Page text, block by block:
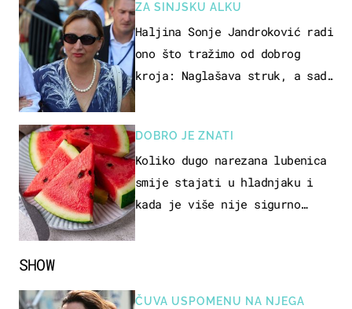
SHOW
ČUVA USPOMENU NA NJEGA
ZA SINJSKU ALKU
Haljina Sonje Jandroković radi
ono što tražimo od dobrog
kroja: Naglašava struk, a sada
DOBRO JE ZNATI
Koliko dugo narezana lubenica
smije stajati u hladnjaku i
kada je više nije sigurno